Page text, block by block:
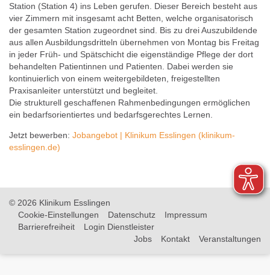
Station (Station 4) ins Leben gerufen. Dieser Bereich besteht aus
vier Zimmern mit insgesamt acht Betten, welche organisatorisch
der gesamten Station zugeordnet sind. Bis zu drei Auszubildende
aus allen Ausbildungsdritteln übernehmen von Montag bis Freitag
in jeder Früh- und Spätschicht die eigenständige Pflege der dort
behandelten Patientinnen und Patienten. Dabei werden sie
kontinuierlich von einem weitergebildeten, freigestellten
Praxisanleiter unterstützt und begleitet.
Die strukturell geschaffenen Rahmenbedingungen ermöglichen
ein bedarfsorientiertes und bedarfsgerechtes Lernen.
Jetzt bewerben: Jobangebot | Klinikum Esslingen (klinikum-
esslingen.de)
© 2026 Klinikum Esslingen
Cookie-Einstellungen
Datenschutz
Impressum
Barrierefreiheit
Login Dienstleister
Jobs
Kontakt Veranstaltungen